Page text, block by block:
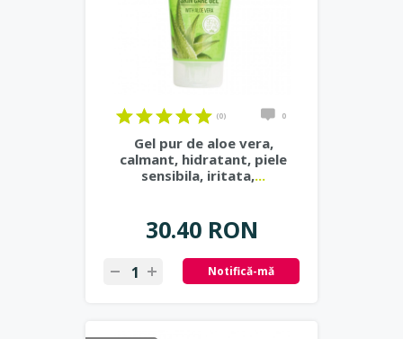
(0) 0
Gel pur de aloe vera,
calmant, hidratant, piele
sensibila, iritata,...
30.40 RON
Notifică-mă